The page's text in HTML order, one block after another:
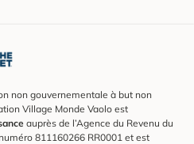
non gouvernementale à but non
Village Monde Vaolo est
auprès de l’Agence du Revenu du
811160266 RR0001 et est